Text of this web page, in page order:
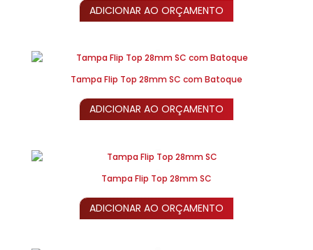
ADICIONAR AO ORÇAMENTO
Tampa Flip Top 28mm SC com Batoque
ADICIONAR AO ORÇAMENTO
Tampa Flip Top 28mm SC
ADICIONAR AO ORÇAMENTO